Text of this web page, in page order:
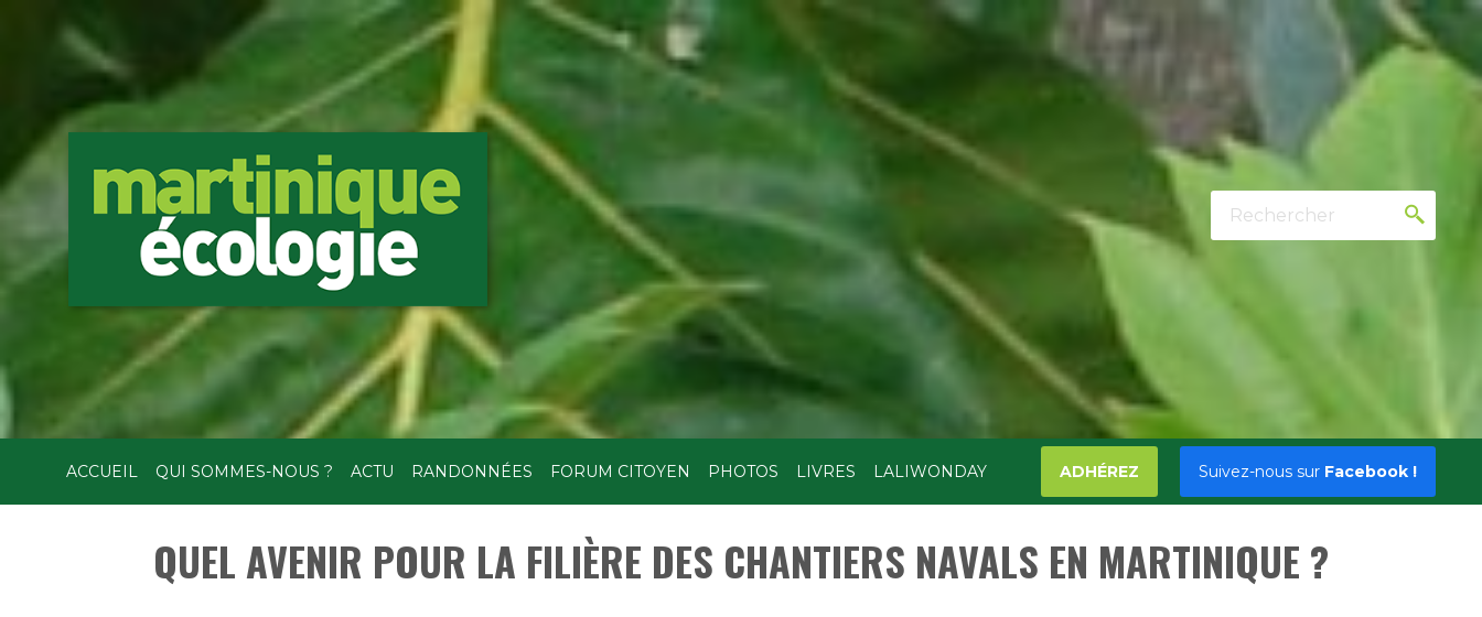
Rechercher
ACCUEIL QUI SOMMES-NOUS ? ACTU RANDONNÉES FORUM CITOYEN PHOTOS LIVRES LALIWONDAY Suivez-nous sur Facebook !
ADHÉREZ
QUEL AVENIR POUR LA FILIÈRE DES CHANTIERS NAVALS EN MARTINIQUE ?